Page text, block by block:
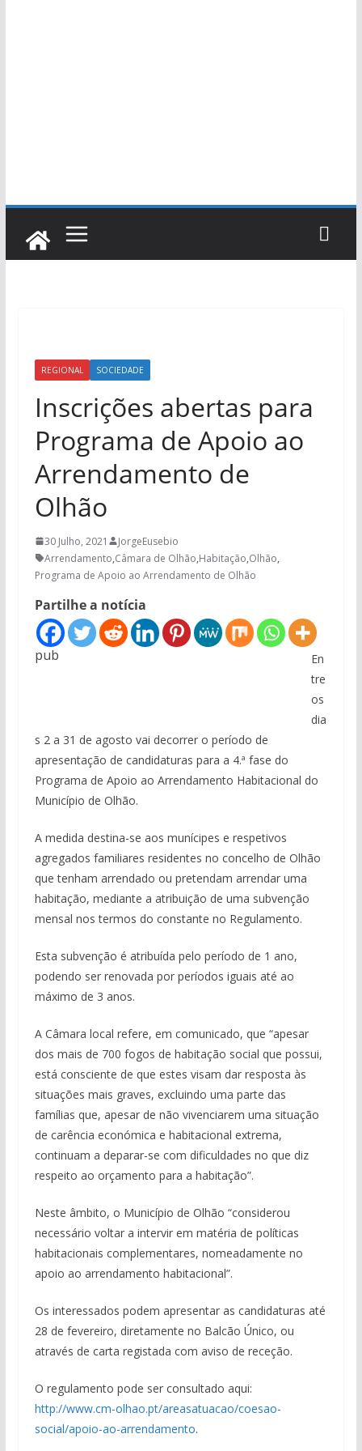
REGIONAL SOCIEDADE
Inscrições abertas para
Programa de Apoio ao
Arrendamento de
Olhão
30 Julho, 2021
JorgeEusebio
Arrendamento,Câmara de Olhão,Habitação,Olhão,
Programa de Apoio ao Arrendamento de Olhão
Partilhe a notícia
pub
En
tre
os
dia
s 2 a 31 de agosto vai decorrer o período de
apresentação de candidaturas para a 4.ª fase do
Programa de Apoio ao Arrendamento Habitacional do
Município de Olhão.
A medida destina-se aos munícipes e respetivos
agregados familiares residentes no concelho de Olhão
que tenham arrendado ou pretendam arrendar uma
habitação, mediante a atribuição de uma subvenção
mensal nos termos do constante no Regulamento.
Esta subvenção é atribuída pelo período de 1 ano,
podendo ser renovada por períodos iguais até ao
máximo de 3 anos.
A Câmara local refere, em comunicado, que “apesar
dos mais de 700 fogos de habitação social que possui,
está consciente de que estes visam dar resposta às
situações mais graves, excluindo uma parte das
famílias que, apesar de não vivenciarem uma situação
de carência económica e habitacional extrema,
continuam a deparar-se com dificuldades no que diz
respeito ao orçamento para a habitação”.
Neste âmbito, o Município de Olhão “considerou
necessário voltar a intervir em matéria de políticas
habitacionais complementares, nomeadamente no
apoio ao arrendamento habitacional”.
Os interessados podem apresentar as candidaturas até
28 de fevereiro, diretamente no Balcão Único, ou
através de carta registada com aviso de receção.
O regulamento pode ser consultado aqui:
http://www.cm-olhao.pt/areasatuacao/coesao-
social/apoio-ao-arrendamento.